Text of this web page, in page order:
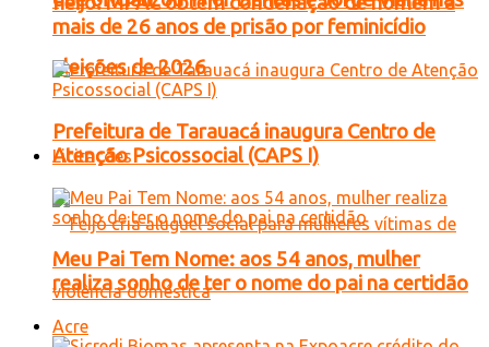
eleições de 2026
Licitações
mais de 26 anos de prisão por feminicídio
Prefeitura de Tarauacá inaugura Centro de
Atenção Psicossocial (CAPS I)
Meu Pai Tem Nome: aos 54 anos, mulher
realiza sonho de ter o nome do pai na certidão
Acre